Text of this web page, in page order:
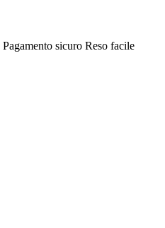
Pagamento sicuro Reso facile